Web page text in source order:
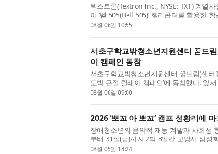
텍스트론(Textron Inc., NYSE: TXT) 계열
이 ‘벨 505(Bell 505)’ 헬리콥터를 활용한
시아태평양 지역 항공 분야의 역사적인 이
08월 06일 10:55
서초구학교밖청소년지원센터 꿈드
이 캠페인 동참
서초구학교밖청소년지원센터 꿈드림(센
도박 근절 릴레이 캠페인’에 동참했다. 앞
지목받아 릴레이에 참여하게 됐다. 최근 청
08월 06일 09:00
2026 ‘뽀꼬 아 뽀꼬’ 캠프 성황리에
장애청소년의 음악적 재능 계발과 사회성
부터 31일(금)까지 2박 3일간 고양시 삼성
악 지도교수 등 총 192명이 참가한 가운데
08월 05일 14:24